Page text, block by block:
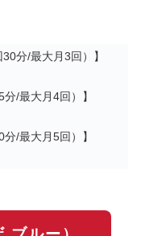
分/最大月3回）】
分/最大月4回）】
分/最大月5回）】